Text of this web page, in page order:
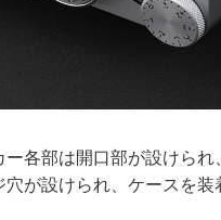
各部は開口部が設けら
が設けられ、ケースを装